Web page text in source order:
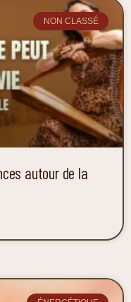
NON CLASSÉ
autour de la